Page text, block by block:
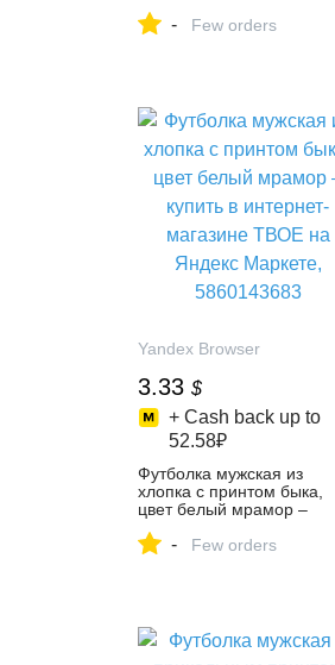
5738510516
- Few orders
Yandex Browser
3.33 $
+ Cash back up to
52.58₽
Футболка мужская из
хлопка с принтом быка,
цвет белый мрамор –
ТВОЕ на Яндекс Маркете,
- Few orders